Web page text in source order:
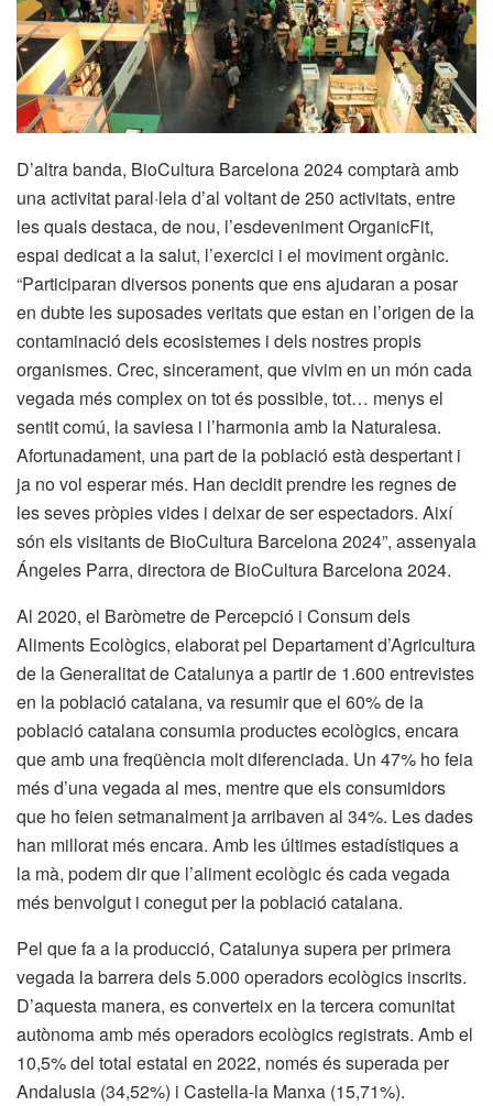
D’altra banda, BioCultura Barcelona 2024 comptarà amb
una activitat paral·lela d’al voltant de 250 activitats, entre
les quals destaca, de nou, l’esdeveniment OrganicFit,
espai dedicat a la salut, l’exercici i el moviment orgànic.
“Participaran diversos ponents que ens ajudaran a posar
en dubte les suposades veritats que estan en l’origen de la
contaminació dels ecosistemes i dels nostres propis
organismes. Crec, sincerament, que vivim en un món cada
vegada més complex on tot és possible, tot… menys el
sentit comú, la saviesa i l’harmonia amb la Naturalesa.
Afortunadament, una part de la població està despertant i
ja no vol esperar més. Han decidit prendre les regnes de
les seves pròpies vides i deixar de ser espectadors. Així
són els visitants de BioCultura Barcelona 2024”, assenyala
Ángeles Parra, directora de BioCultura Barcelona 2024.
Al 2020, el Baròmetre de Percepció i Consum dels
Aliments Ecològics, elaborat pel Departament d’Agricultura
de la Generalitat de Catalunya a partir de 1.600 entrevistes
en la població catalana, va resumir que el 60% de la
població catalana consumia productes ecològics, encara
que amb una freqüència molt diferenciada. Un 47% ho feia
més d’una vegada al mes, mentre que els consumidors
que ho feien setmanalment ja arribaven al 34%. Les dades
han millorat més encara. Amb les últimes estadístiques a
la mà, podem dir que l’aliment ecològic és cada vegada
més benvolgut i conegut per la població catalana.
Pel que fa a la producció, Catalunya supera per primera
vegada la barrera dels 5.000 operadors ecològics inscrits.
D’aquesta manera, es converteix en la tercera comunitat
autònoma amb més operadors ecològics registrats. Amb el
10,5% del total estatal en 2022, només és superada per
Andalusia (34,52%) i Castella-la Manxa (15,71%).